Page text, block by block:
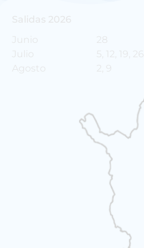
Salidas 2026
Junio
Julio
Agosto
28
5, 12, 19, 26
2, 9